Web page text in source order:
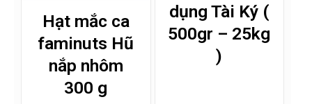
Hạt mắc ca
faminuts Hũ
nắp nhôm
300 g
dụng Tài Ký (
500gr – 25kg
)